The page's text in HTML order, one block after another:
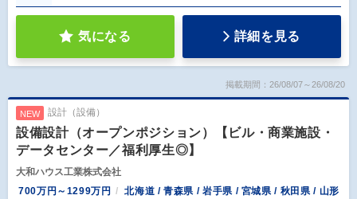
気になる 詳細を見る
掲載期間：26/08/07～26/08/20
NEW 設計（設備）
設備設計（オープンポジション）【ビル・商業施設・
データセンター／福利厚生◎】
大和ハウス工業株式会社
700万円～1299万円
北海道 / 青森県 / 岩手県 / 宮城県 / 秋田県 / 山形